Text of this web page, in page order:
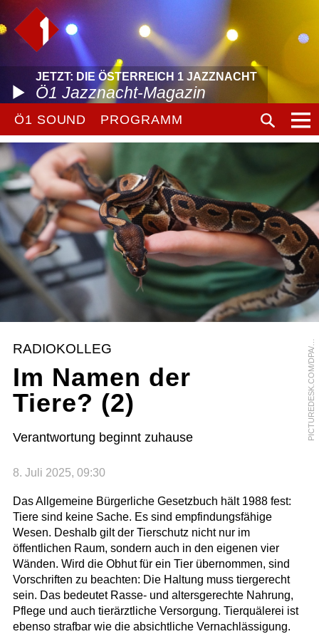
JETZT: DIE ÖSTERREICH 1 JAZZNACHT
Ö1 Jazznacht-Magazin
Ö1 SOUND PROGRAMM
P
I
C
T
U
R
E
D
E
S
K
.
C
O
M
/
D
P
A
/
M
A
R
C
U
S
B
R
A
N
D
T
RADIOKOLLEG
Im Namen der
Tiere? (2)
Verantwortung beginnt zuhause
8. Juli 2025, 09:30
Das Allgemeine Bürgerliche Gesetzbuch hält 1988 fest:
Tiere sind keine Sache. Es sind empfindungsfähige
Wesen. Deshalb gilt der Tierschutz nicht nur im
öffentlichen Raum, sondern auch in den eigenen vier
Wänden. Wird die Obhut für ein Tier übernommen, sind
Vorschriften zu beachten: Die Haltung muss tiergerecht
sein. Das bedeutet Rasse- und altersgerechte Nahrung,
Pflege und auch tierärztliche Versorgung. Tierquälerei ist
ebenso strafbar wie die absichtliche Vernachlässigung.